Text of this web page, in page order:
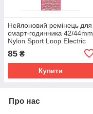
Нейлоновий ремінець для
смарт-годинника 42/44mm
Nylon Sport Loop Electric
85 ₴
Купити
Про нас